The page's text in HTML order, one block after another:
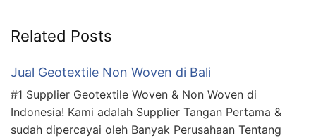
Related Posts
Jual Geotextile Non Woven di Bali
#1 Supplier Geotextile Woven & Non Woven di
Indonesia! Kami adalah Supplier Tangan Pertama &
sudah dipercayai oleh Banyak Perusahaan Tentang